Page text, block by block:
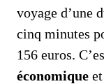
voyage d’une
cinq minutes
156 euros.
économique